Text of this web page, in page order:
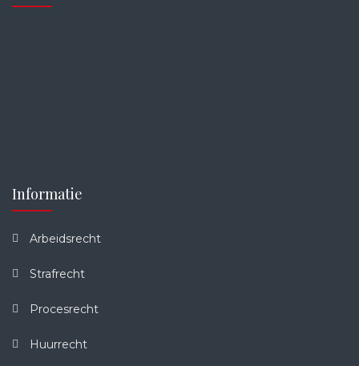
Informatie
Arbeidsrecht
Strafrecht
Procesrecht
Huurrecht